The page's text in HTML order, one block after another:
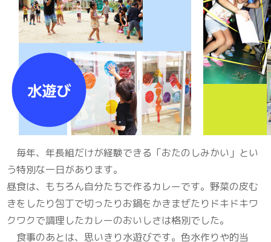
毎年、年長組だけが経験できる「おたのしみかい」とい
う特別な一日があります。
昼食は、もちろん自分たちで作るカレーです。野菜の皮む
きをしたり包丁で切ったりお鍋をかきまぜたりドキドキワ
クワクで調理したカレーのおいしさは格別でした。
食事のあとは、思いきり水遊びです。色水作りや的当